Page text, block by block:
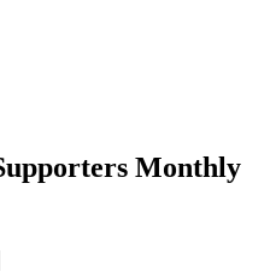
Monthly